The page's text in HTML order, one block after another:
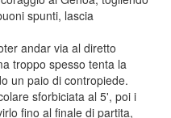
spunti, lascia
andar via al diretto
troppo spesso tenta la
un paio di contropiede.
sforbiciata al 5', poi i
fino al finale di partita,